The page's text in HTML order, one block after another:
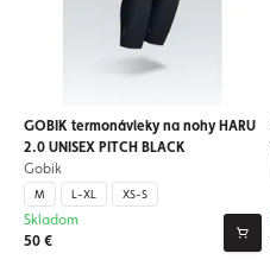
GOBIK termonávleky na nohy HARU
2.0 UNISEX PITCH BLACK
Gobik
M L-XL XS-S
50 €
Skladom